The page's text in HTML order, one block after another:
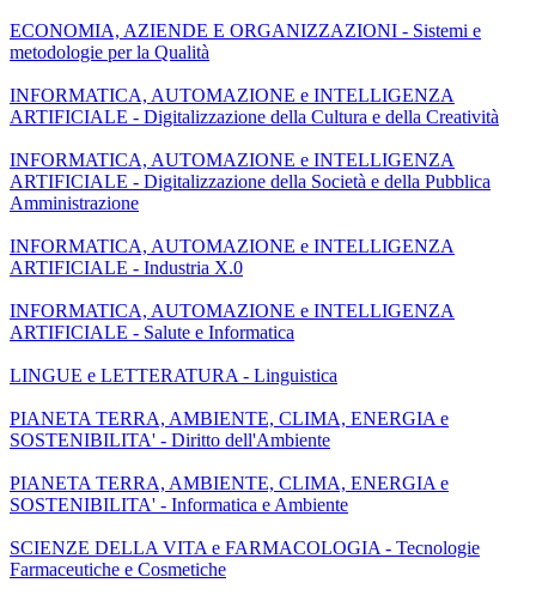
ECONOMIA, AZIENDE E ORGANIZZAZIONI - Sistemi e
metodologie per la Qualità
INFORMATICA, AUTOMAZIONE e INTELLIGENZA
ARTIFICIALE - Digitalizzazione della Cultura e della Creatività
INFORMATICA, AUTOMAZIONE e INTELLIGENZA
ARTIFICIALE - Digitalizzazione della Società e della Pubblica
Amministrazione
INFORMATICA, AUTOMAZIONE e INTELLIGENZA
ARTIFICIALE - Industria X.0
INFORMATICA, AUTOMAZIONE e INTELLIGENZA
ARTIFICIALE - Salute e Informatica
LINGUE e LETTERATURA - Linguistica
PIANETA TERRA, AMBIENTE, CLIMA, ENERGIA e
SOSTENIBILITA' - Diritto dell'Ambiente
PIANETA TERRA, AMBIENTE, CLIMA, ENERGIA e
SOSTENIBILITA' - Informatica e Ambiente
SCIENZE DELLA VITA e FARMACOLOGIA - Tecnologie
Farmaceutiche e Cosmetiche